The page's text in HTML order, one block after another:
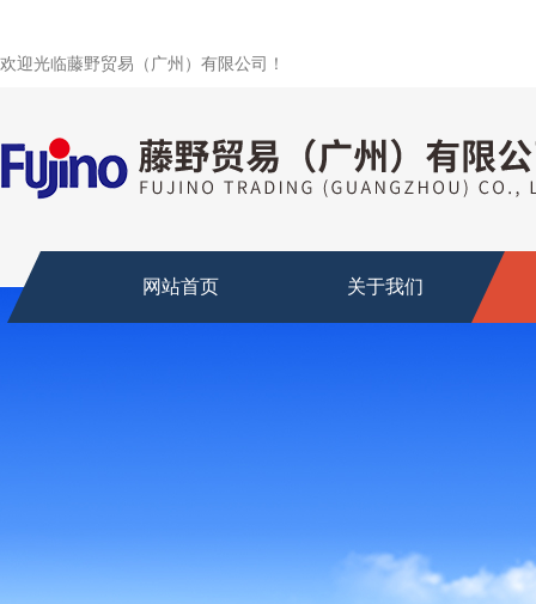
欢迎光临藤野贸易（广州）有限公司！
网站首页 关于我们